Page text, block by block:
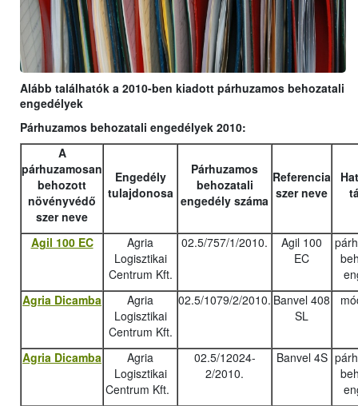
Alább találhatók a 2010-ben kiadott párhuzamos behozatali
engedélyek
Párhuzamos behozatali engedélyek 2010:
A
párhuzamosan
behozott
növényvédő
szer neve
Engedély
tulajdonosa
Párhuzamos
behozatali
engedély száma
Referencia
szer neve
Agil 100 EC
Agria
Logisztikai
Centrum Kft.
02.5/757/1/2010.
Agil 100
EC
Agria Dicamba
Agria
Logisztikai
Centrum Kft.
02.5/1079/2/2010. Banvel 408
SL
Agria Dicamba
Agria
Logisztikai
Centrum Kft.
02.5/12024-
2/2010.
Banvel 4S